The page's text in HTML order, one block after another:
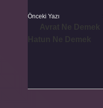
Önceki Yazı